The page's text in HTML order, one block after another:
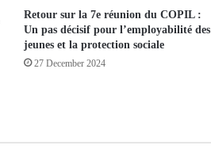
Retour sur la 7e réunion du COPIL :
Un pas décisif pour l’employabilité des
jeunes et la protection sociale
27 December 2024